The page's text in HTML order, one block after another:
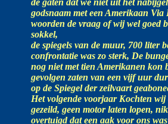
de gaten dat we niet uit het
godsnaam met een Amerikaan
woorden de vraag of wij wel goed
sokkel,
de spiegels van de muur, 700 liter
confrontatie was zo sterk, De
nog niet met tien Amerikanen kon
gevolgen zaten van een vijf uur
op de Spiegel der zeilvaart
Het volgende voorjaar Kochten wij
gezeild, geen motor laten lopen,
overtuigd dat een aak voor ons